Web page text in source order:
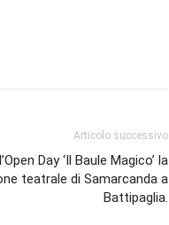
Articolo successivo
Day ‘Il Baule Magico’ la
teatrale di Samarcanda a
Battipaglia.